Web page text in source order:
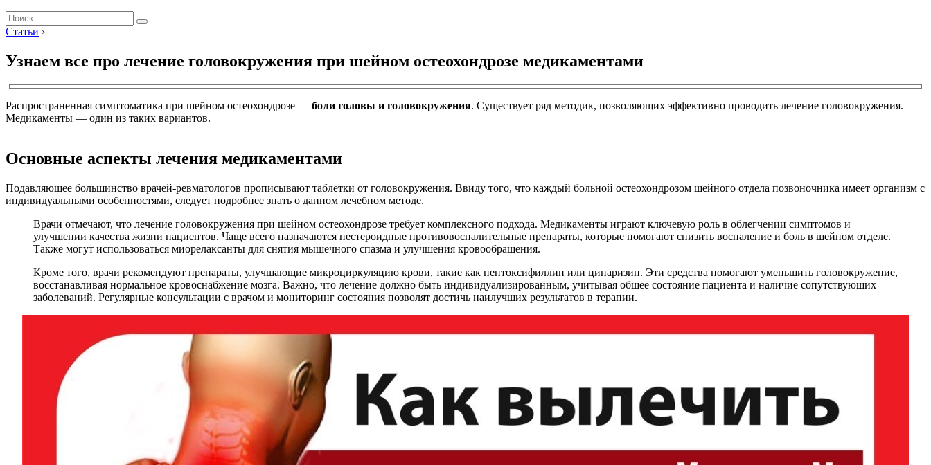
Статьи ›
Узнаем все про лечение головокружения при шейном остеохондрозе медикаментами
Распространенная симптоматика при шейном остеохондрозе — боли головы и головокружения. Существует ряд методик, позволяющих эффективно проводить лечение головокружения.
Медикаменты — один из таких вариантов.
Основные аспекты лечения медикаментами
Подавляющее большинство врачей-ревматологов прописывают таблетки от головокружения. Ввиду того, что каждый больной остеохондрозом шейного отдела позвоночника имеет организм с
индивидуальными особенностями, следует подробнее знать о данном лечебном методе.
Врачи отмечают, что лечение головокружения при шейном остеохондрозе требует комплексного подхода. Медикаменты играют ключевую роль в облегчении симптомов и
улучшении качества жизни пациентов. Чаще всего назначаются нестероидные противовоспалительные препараты, которые помогают снизить воспаление и боль в шейном отделе.
Также могут использоваться миорелаксанты для снятия мышечного спазма и улучшения кровообращения.
Кроме того, врачи рекомендуют препараты, улучшающие микроциркуляцию крови, такие как пентоксифиллин или цинаризин. Эти средства помогают уменьшить головокружение,
восстанавливая нормальное кровоснабжение мозга. Важно, что лечение должно быть индивидуализированным, учитывая общее состояние пациента и наличие сопутствующих
заболеваний. Регулярные консультации с врачом и мониторинг состояния позволят достичь наилучших результатов в терапии.